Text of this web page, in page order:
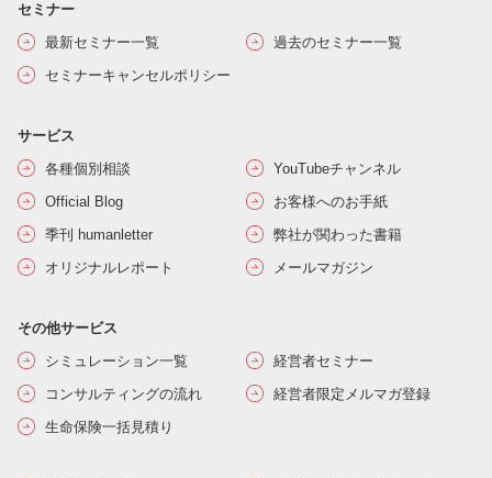
セミナー
最新セミナー一覧
過去のセミナー一覧
セミナーキャンセルポリシー
サービス
各種個別相談
YouTubeチャンネル
Official Blog
お客様へのお手紙
季刊 humanletter
弊社が関わった書籍
オリジナルレポート
メールマガジン
その他サービス
シミュレーション一覧
経営者セミナー
コンサルティングの流れ
経営者限定メルマガ登録
生命保険一括見積り